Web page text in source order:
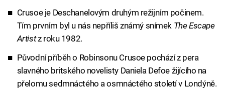
Crusoe je Deschanelovým druhým režijním počinem.
Tím prvním byl u nás nepříliš známý snímek The Escape
Artistz roku 1982.
Původní příběh o Robinsonu Crusoe pochází z pera
slavného britského novelisty Daniela Defoe žijícího na
přelomu sedmnáctého a osmnáctého století v Londýně.